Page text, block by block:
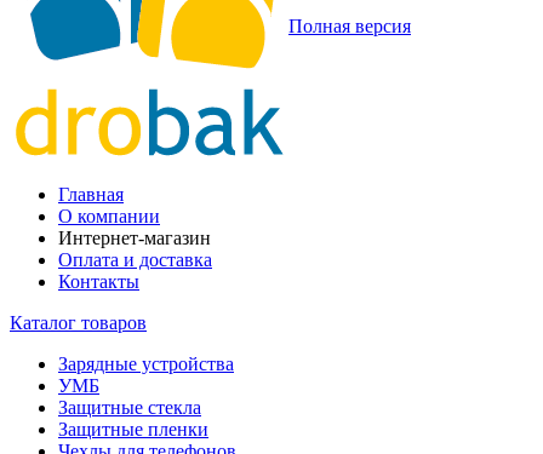
Полная версия
Главная
О компании
Интернет-магазин
Оплата и доставка
Контакты
Каталог товаров
Зарядные устройства
УМБ
Защитные стекла
Защитные пленки